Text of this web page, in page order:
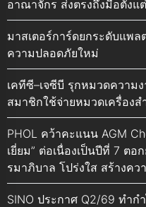
อาณาจักร ส่งตรงถึงมือตั้งแ
มาสเตอร์การ์ดยกระดับแพ
ความปลอดภัยใหม่
เคทีซี–เจซีบี รุกหมวดความ
สมาชิกใช้จ่ายหมวดเครื่องส
PHOL คว้าคะแนน AGM
เยี่ยม” ต่อเนื่องเป็นปีที่ 7 ต
รมาภิบาล โปร่งใส สร้างค
SINO ประกาศ Q2/69 ทำ